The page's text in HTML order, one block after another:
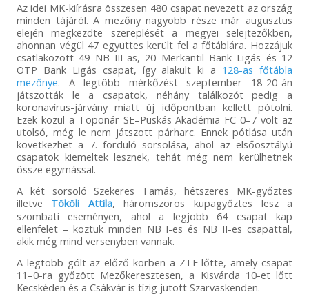
Az idei MK-kiírásra összesen 480 csapat nevezett az ország
minden tájáról. A mezőny nagyobb része már augusztus
elején megkezdte szereplését a megyei selejtezőkben,
ahonnan végül 47 együttes került fel a főtáblára. Hozzájuk
csatlakozott 49 NB III-as, 20 Merkantil Bank Ligás és 12
OTP Bank Ligás csapat, így alakult ki a 128-as főtábla
mezőnye. A legtöbb mérkőzést szeptember 18-20-án
játszották le a csapatok, néhány találkozót pedig a
koronavírus-járvány miatt új időpontban kellett pótolni.
Ezek közül a Toponár SE–Puskás Akadémia FC 0–7 volt az
utolsó, még le nem játszott párharc. Ennek pótlása után
következhet a 7. forduló sorsolása, ahol az elsőosztályú
csapatok kiemeltek lesznek, tehát még nem kerülhetnek
össze egymással.
A két sorsoló Szekeres Tamás, hétszeres MK-győztes
illetve Tököli Attila, háromszoros kupagyőztes lesz a
szombati eseményen, ahol a legjobb 64 csapat kap
ellenfelet – köztük minden NB I-es és NB II-es csapattal,
akik még mind versenyben vannak.
A legtöbb gólt az előző körben a ZTE lőtte, amely csapat
11–0-ra győzött Mezőkeresztesen, a Kisvárda 10-et lőtt
Kecskéden és a Csákvár is tízig jutott Szarvaskenden.